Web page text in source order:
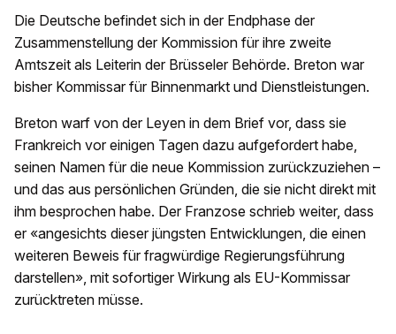
Die Deutsche befindet sich in der Endphase der
Zusammenstellung der Kommission für ihre zweite
Amtszeit als Leiterin der Brüsseler Behörde. Breton war
bisher Kommissar für Binnenmarkt und Dienstleistungen.
Breton warf von der Leyen in dem Brief vor, dass sie
Frankreich vor einigen Tagen dazu aufgefordert habe,
seinen Namen für die neue Kommission zurückzuziehen –
und das aus persönlichen Gründen, die sie nicht direkt mit
ihm besprochen habe. Der Franzose schrieb weiter, dass
er «angesichts dieser jüngsten Entwicklungen, die einen
weiteren Beweis für fragwürdige Regierungsführung
darstellen», mit sofortiger Wirkung als EU-Kommissar
zurücktreten müsse.